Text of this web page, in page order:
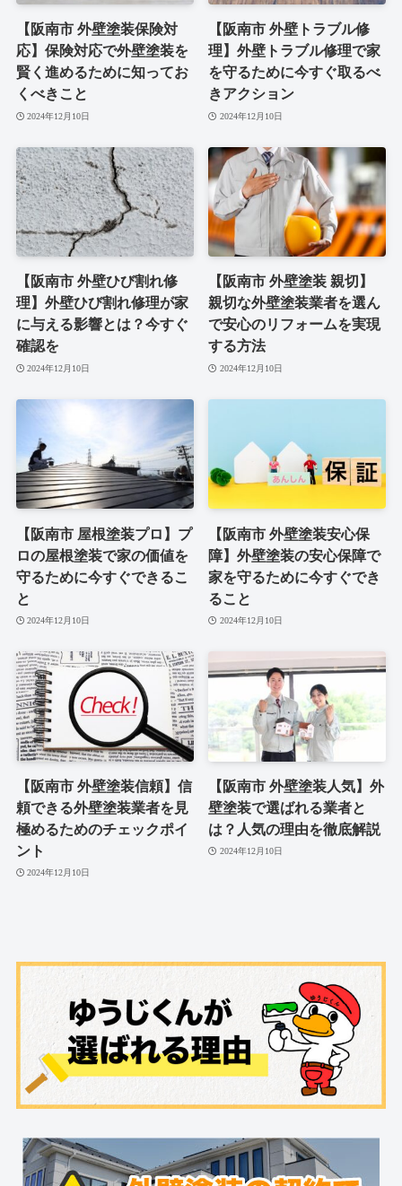
【阪南市 外壁塗装保険対
応】保険対応で外壁塗装を
賢く進めるために知ってお
くべきこと
2024年12月10日
【阪南市 外壁トラブル修
理】外壁トラブル修理で家
を守るために今すぐ取るべ
きアクション
2024年12月10日
【阪南市 外壁ひび割れ修
理】外壁ひび割れ修理が家
に与える影響とは？今すぐ
確認を
2024年12月10日
【阪南市 外壁塗装 親切】
親切な外壁塗装業者を選ん
で安心のリフォームを実現
する方法
2024年12月10日
【阪南市 屋根塗装プロ】プ
ロの屋根塗装で家の価値を
守るために今すぐできるこ
と
2024年12月10日
【阪南市 外壁塗装安心保
障】外壁塗装の安心保障で
家を守るために今すぐでき
ること
2024年12月10日
【阪南市 外壁塗装信頼】信
頼できる外壁塗装業者を見
極めるためのチェックポイ
ント
2024年12月10日
【阪南市 外壁塗装人気】外
壁塗装で選ばれる業者と
は？人気の理由を徹底解説
2024年12月10日